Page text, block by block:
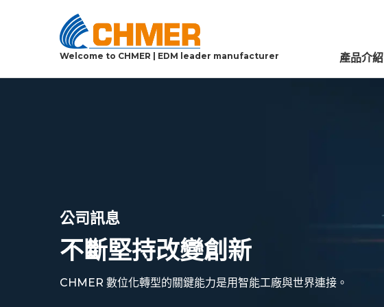
Welcome to CHMER | EDM leader manufacturer 產品介紹
公司訊息
不斷堅持改變創新
CHMER 數位化轉型的關鍵能力是用智能工廠與世界連接。